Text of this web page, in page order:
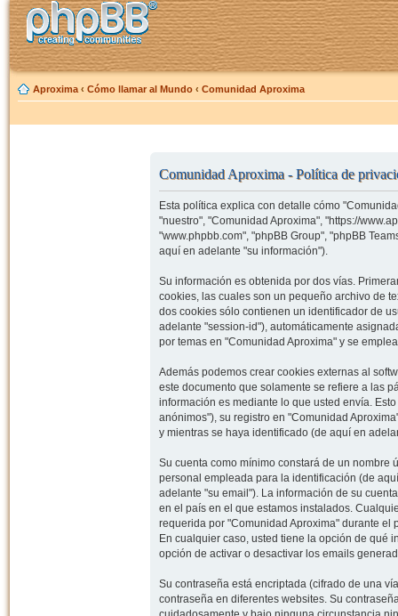
Aproxima ‹ Cómo llamar al Mundo ‹ Comunidad Aproxima
Comunidad Aproxima - Política de
Esta política explica con detalle cómo
"nuestro", "Comunidad Aproxima", "https://
"www.phpbb.com", "phpBB Group", "phpBB
aquí en adelante "su información").
Su información es obtenida por dos vías.
cookies, las cuales son un pequeño archivo de
dos cookies sólo contienen un identificador de
adelante "session-id"), automáticamente
por temas en "Comunidad Aproxima" y se
Además podemos crear cookies externas al
este documento que solamente se refiere a las
información es mediante lo que usted envía.
anónimos"), su registro en "Comunidad
y mientras se haya identificado (de aquí en
Su cuenta como mínimo constará de un
personal empleada para la identificación (de
adelante "su email"). La información de su
en el país en el que estamos instalados.
requerida por "Comunidad Aproxima" durante el
En cualquier caso, usted tiene la opción de qué
opción de activar o desactivar los emails
Su contraseña está encriptada (cifrado de una
contraseña en diferentes websites. Su